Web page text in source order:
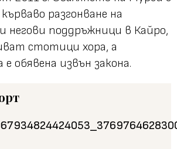
разгонване на
поддръжници в Кайро,
стотици хора, а
обявена извън закона.